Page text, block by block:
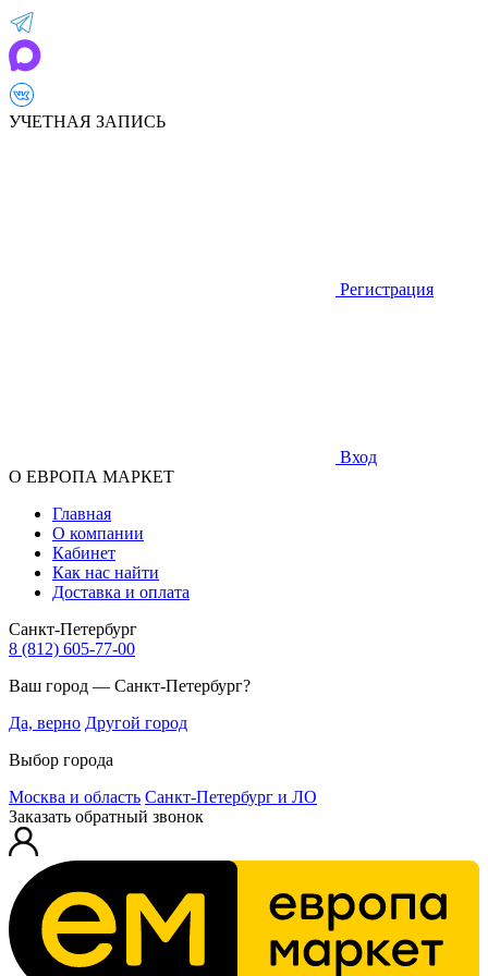
УЧЕТНАЯ ЗАПИСЬ
Регистрация
Вход
О ЕВРОПА МАРКЕТ
Главная
О компании
Кабинет
Как нас найти
Доставка и оплата
Санкт-Петербург
8 (812) 605-77-00
Ваш город — Санкт-Петербург?
Да, верно Другой город
Выбор города
Москва и область Санкт-Петербург и ЛО
Заказать обратный звонок